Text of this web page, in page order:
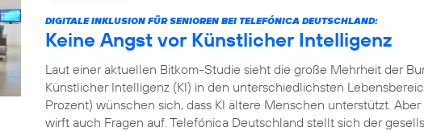
DIGITALE INKLUSION FÜR SENIOREN BEI TELEFÓNICA DEUTSCHLAND:
Keine Angst vor Künstlicher Intelligenz
Laut einer aktuellen Bitkom-Studie sieht die große Mehrheit der
Künstlicher Intelligenz (KI) in den unterschiedlichsten
Prozent) wünschen sich, dass KI ältere Menschen unterstützt.
wirft auch Fragen auf. Telefónica Deutschland stellt sich der